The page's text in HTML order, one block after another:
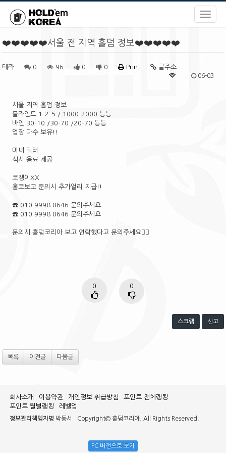
❤️❤️❤️❤️❤️서울 전 지역 홀덤 정보❤️❤️❤️❤️❤️
테라 0 96 0 0 Print 글주소
06-03
서울 지역 홀덤 정보
블라인드 1-2-5 / 1000-2000 등등
바인 30-10 /30-70 /20-70 등등
업장 다수 보유!!
미녀 딜러
식사 음료 제공
코쟁이XX
홀코보고 문의시 추가얼리 지급!!
☎️ 010 9998 0646 문의주세요
☎️ 010 9998 0646 문의주세요
문의시 홀덤코리아 보고 연락했다고 문의주세요🙋‍♂️
0 0
스크랩 신고
목록 이전글 다음글
회사소개 이용약관 개인정보 취급방침
포인트 전체랭킹
포인트 월별랭킹
레벨업
정보관리책임자명 박동서 Copyright© 홀덤코리아. All Rights Reserved.
PC 버전으로 보기